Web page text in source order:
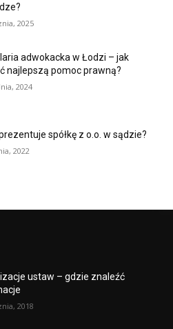
2025
adwokacka w Łodzi – jak
najlepszą pomoc prawną?
2024
spółkę z o.o. w sądzie?
2022
ustaw – gdzie znaleźć
2018